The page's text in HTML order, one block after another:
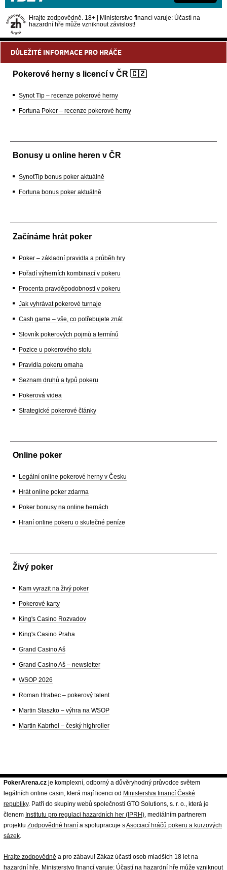
Hrajte zodpovědně. 18+ | Ministerstvo financí varuje: Účastí na
hazardní hře může vzniknout závislost!
DŮLEŽITÉ INFORMACE PRO HRÁČE
Pokerové herny s licencí v ČR 🇨🇿
Synot Tip – recenze pokerové herny
Fortuna Poker – recenze pokerové herny
Bonusy u online heren v ČR
SynotTip bonus poker aktuálně
Fortuna bonus poker aktuálně
Začínáme hrát poker
Poker – základní pravidla a průběh hry
Pořadí výherních kombinací v pokeru
Procenta pravděpodobnosti v pokeru
Jak vyhrávat pokerové turnaje
Cash game – vše, co potřebujete znát
Slovník pokerových pojmů a termínů
Pozice u pokerového stolu
Pravidla pokeru omaha
Seznam druhů a typů pokeru
Pokerová videa
Strategické pokerové články
Online poker
Legální online pokerové herny v Česku
Hrát online poker zdarma
Poker bonusy na online hernách
Hraní online pokeru o skutečné peníze
Živý poker
Kam vyrazit na živý poker
Pokerové karty
King's Casino Rozvadov
King's Casino Praha
Grand Casino Aš
Grand Casino Aš – newsletter
WSOP 2026
Roman Hrabec – pokerový talent
Martin Staszko – výhra na WSOP
Martin Kabrhel – český highroller
PokerArena.cz je komplexní, odborný a důvěryhodný průvodce světem
legálních online casin, která mají licenci od Ministerstva financí České
republiky. Patří do skupiny webů společnosti GTO Solutions, s. r. o., která je
členem Institutu pro regulaci hazardních her (IPRH) , mediálním partnerem
projektu Zodpovědné hraní a spolupracuje sAsociací hráčů pokeru a kurzových
sázek
Hrajte zodpovědně a pro zábavu! Zákaz účasti osob mladších 18 let na
hazardní hře. Ministerstvo financí varuje: Účastí na hazardní hře může vzniknout